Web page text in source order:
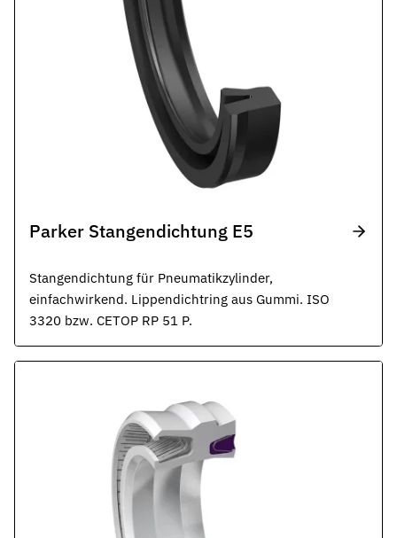
Parker Stangendichtung E5
Stangendichtung für Pneumatikzylinder,
einfachwirkend. Lippendichtring aus Gummi. ISO
3320 bzw. CETOP RP 51 P.